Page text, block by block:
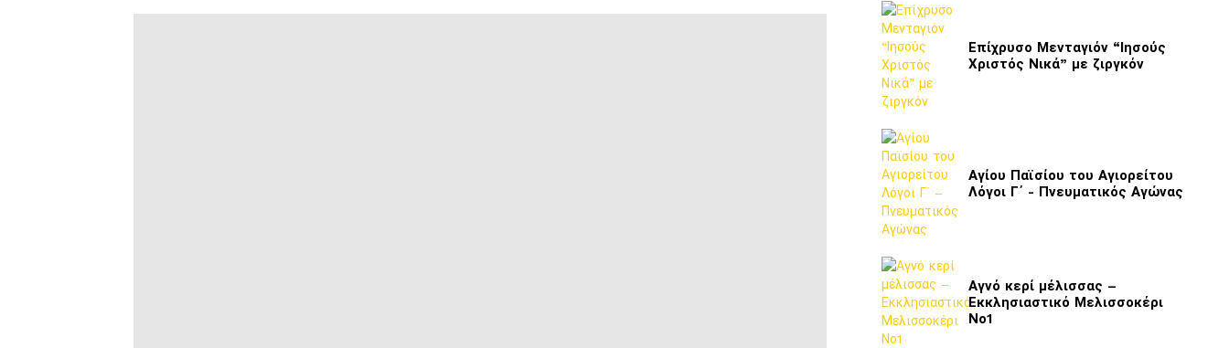
Επίχρυσο Μενταγιόν “Ιησούς
Χριστός Νικά” με ζιργκόν
Αγίου Παϊσίου του Αγιορείτου
Λόγοι Γ΄ - Πνευματικός Αγώνας
Αγνό κερί μέλισσας –
Εκκλησιαστικό Μελισσοκέρι
Νο1